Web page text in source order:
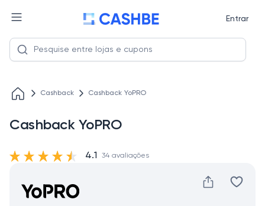
Entrar
Cashback Cashback YoPRO
Cashback YoPRO
4.1 34 avaliações